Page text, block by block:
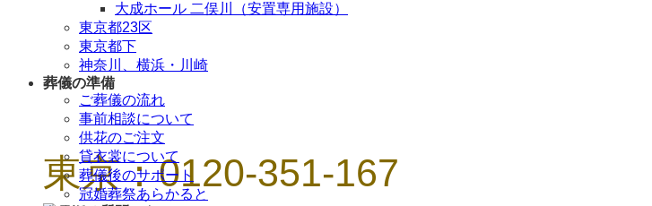
東京：0120-351-167
大成ホール 二俣川（安置専用施設）
東京都23区
東京都下
神奈川、横浜・川崎
葬儀の準備
ご葬儀の流れ
事前相談について
供花のご注文
貸衣裳について
葬儀後のサポート
冠婚葬祭あらかると